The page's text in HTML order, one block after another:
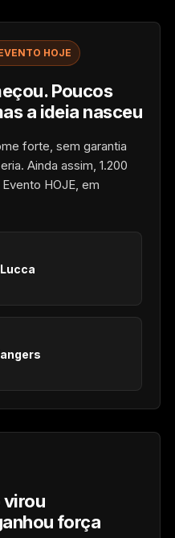
HOJE
Poucos
a ideia nasceu
forte, sem garantia
Ainda assim, 1.200
HOJE, em
virou
força